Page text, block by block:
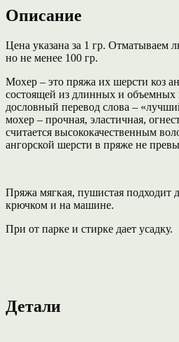
эластаном
голубого
От
LineaPiu
Описание
Цена указана за 1 гр. Отматываем
но не менее 100 гр.
Мохер – это пряжа их шерсти коз
состоящей из длинных и объемных
дословный перевод слова –
мохер – прочная, эластичная,
считается высококачественным
ангорской шерсти в пряже не
Пряжа мягкая, пушистая подходит
крючком и на машине.
При от парке и стирке дает усадку.
Детали